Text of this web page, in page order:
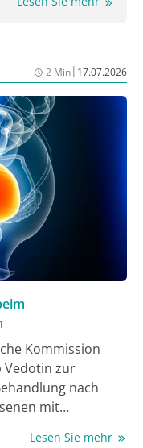
2 Min| 17.07.2026
Kommission
Vedotin zur
nach
mit
Lesen Sie mehr